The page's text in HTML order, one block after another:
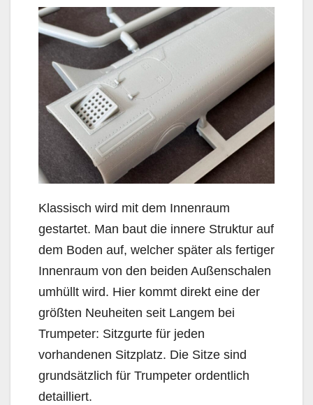
Klassisch wird mit dem Innenraum
gestartet. Man baut die innere Struktur auf
dem Boden auf, welcher später als fertiger
Innenraum von den beiden Außenschalen
umhüllt wird. Hier kommt direkt eine der
größten Neuheiten seit Langem bei
Trumpeter: Sitzgurte für jeden
vorhandenen Sitzplatz. Die Sitze sind
grundsätzlich für Trumpeter ordentlich
detailliert.